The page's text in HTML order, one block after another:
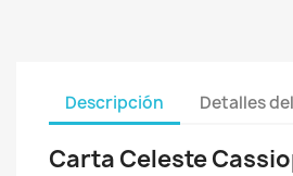
Descripción Detalles
Carta Celeste